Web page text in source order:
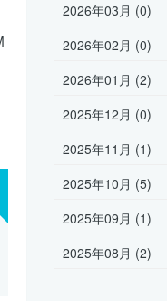
2026年03月 (0)
2026年02月 (0)
2026年01月 (2)
2025年12月 (0)
2025年11月 (1)
2025年10月 (5)
2025年09月 (1)
2025年08月 (2)